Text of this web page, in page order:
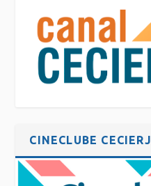
CINECLUBE CECIERJ